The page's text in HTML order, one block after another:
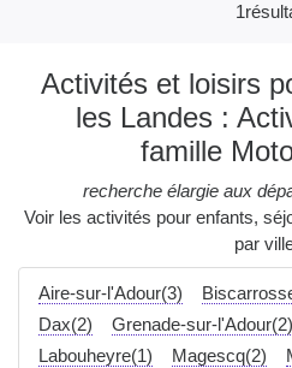
Activités et loisirs
les Landes :
famille
recherche élargie aux
Voir les activités pour enfants,
par
Aire-sur-l'Adour(3)
Dax(2)
Grenade-sur-l'Adour(2)
Labouheyre(1)
Magescq(2)